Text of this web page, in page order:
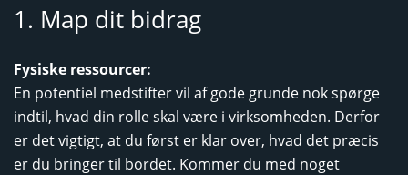
1. Map dit bidrag
Fysiske ressourcer:
En potentiel medstifter vil af gode grunde nok spørge
indtil, hvad din rolle skal være i virksomheden. Derfor
er det vigtigt, at du først er klar over, hvad det præcis
er du bringer til bordet. Kommer du med noget